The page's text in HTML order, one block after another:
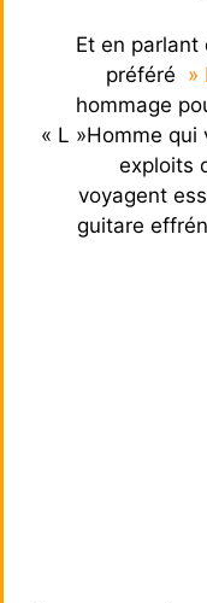
Et en parlant
préféré »
hommage
« L »Homme
exploits
voyagent
guitare